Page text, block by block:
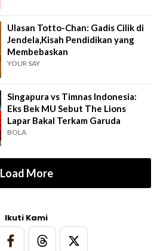
Ulasan Totto-Chan: Gadis Cilik di
Jendela,Kisah Pendidikan yang
Membebaskan
YOUR SAY
Singapura vs Timnas Indonesia:
Eks Bek MU Sebut The Lions
Lapar Bakal Terkam Garuda
BOLA
Load More
Ikuti Kami